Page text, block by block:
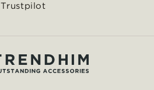
Trustpilot